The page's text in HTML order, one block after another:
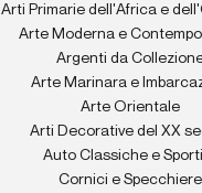
Arti Primarie dell'Africa e
Arte Moderna e
Argenti da
Arte Marinara e
Arte Orientale
Arti Decorative del XX
Auto Classiche e
Cornici e Specchiere